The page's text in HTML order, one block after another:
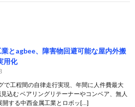
とagbee、障害物回避可能な屋内外搬
用化
で工程間の自律走行実現、年間に人件費最大
込む ベアリングリテーナーやコンベア、無人
開する中⻄金属工業とロボッ[…]